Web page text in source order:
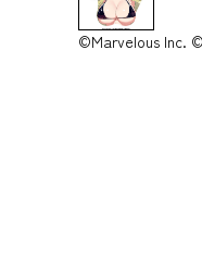
©Marvelous Inc.